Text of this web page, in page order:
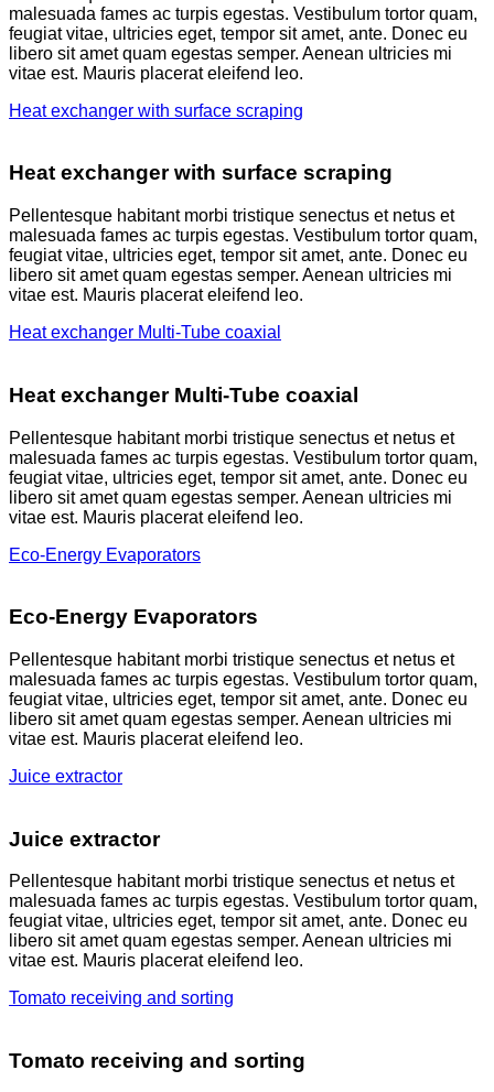
malesuada fames ac turpis egestas. Vestibulum tortor quam,
feugiat vitae, ultricies eget, tempor sit amet, ante. Donec eu
libero sit amet quam egestas semper. Aenean ultricies mi
vitae est. Mauris placerat eleifend leo.
Heat exchanger with surface scraping
Heat exchanger with surface scraping
Pellentesque habitant morbi tristique senectus et netus et
malesuada fames ac turpis egestas. Vestibulum tortor quam,
feugiat vitae, ultricies eget, tempor sit amet, ante. Donec eu
libero sit amet quam egestas semper. Aenean ultricies mi
vitae est. Mauris placerat eleifend leo.
Heat exchanger Multi-Tube coaxial
Heat exchanger Multi-Tube coaxial
Pellentesque habitant morbi tristique senectus et netus et
malesuada fames ac turpis egestas. Vestibulum tortor quam,
feugiat vitae, ultricies eget, tempor sit amet, ante. Donec eu
libero sit amet quam egestas semper. Aenean ultricies mi
vitae est. Mauris placerat eleifend leo.
Eco-Energy Evaporators
Eco-Energy Evaporators
Pellentesque habitant morbi tristique senectus et netus et
malesuada fames ac turpis egestas. Vestibulum tortor quam,
feugiat vitae, ultricies eget, tempor sit amet, ante. Donec eu
libero sit amet quam egestas semper. Aenean ultricies mi
vitae est. Mauris placerat eleifend leo.
Juice extractor
Juice extractor
Pellentesque habitant morbi tristique senectus et netus et
malesuada fames ac turpis egestas. Vestibulum tortor quam,
feugiat vitae, ultricies eget, tempor sit amet, ante. Donec eu
libero sit amet quam egestas semper. Aenean ultricies mi
vitae est. Mauris placerat eleifend leo.
Tomato receiving and sorting
Tomato receiving and sorting